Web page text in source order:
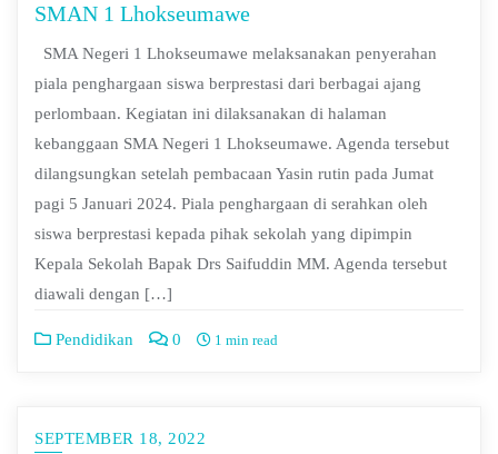
SMAN 1 Lhokseumawe
SMA Negeri 1 Lhokseumawe melaksanakan penyerahan
piala penghargaan siswa berprestasi dari berbagai ajang
perlombaan. Kegiatan ini dilaksanakan di halaman
kebanggaan SMA Negeri 1 Lhokseumawe. Agenda tersebut
dilangsungkan setelah pembacaan Yasin rutin pada Jumat
pagi 5 Januari 2024. Piala penghargaan di serahkan oleh
siswa berprestasi kepada pihak sekolah yang dipimpin
Kepala Sekolah Bapak Drs Saifuddin MM. Agenda tersebut
diawali dengan […]
Pendidikan 0 1 min read
SEPTEMBER 18, 2022